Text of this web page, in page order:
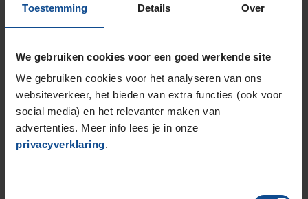
Toestemming Details Over
We gebruiken cookies voor een goed werkende site
We gebruiken cookies voor het analyseren van ons
websiteverkeer, het bieden van extra functies (ook voor
social media) en het relevanter maken van
advertenties. Meer info lees je in onze
privacyverklaring.
225/45R17 94Y EXTRALOAD
235/45R17 97Y EXTRALOAD
235/55R17 99H
245/45R17 99Y EXTRALOAD